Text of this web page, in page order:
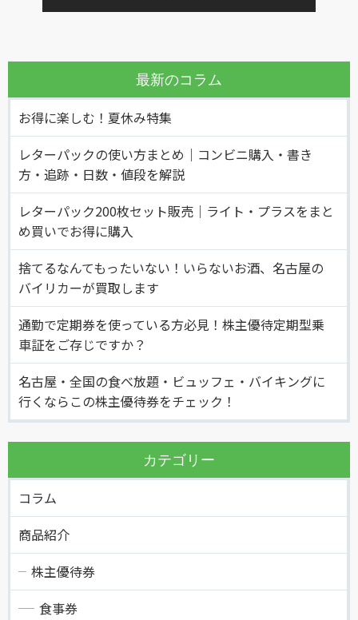
最新のコラム
お得に楽しむ！夏休み特集
レターパックの使い方まとめ｜コンビニ購入・書き
方・追跡・日数・値段を解説
レターパック200枚セット販売｜ライト・プラスをまと
め買いでお得に購入
捨てるなんてもったいない！いらないお酒、名古屋の
バイリカーが買取します
通勤で定期券を使っている方必見！株主優待定期型乗
車証をご存じですか？
名古屋・全国の食べ放題・ビュッフェ・バイキングに
行くならこの株主優待券をチェック！
カテゴリー
コラム
商品紹介
株主優待券
食事券